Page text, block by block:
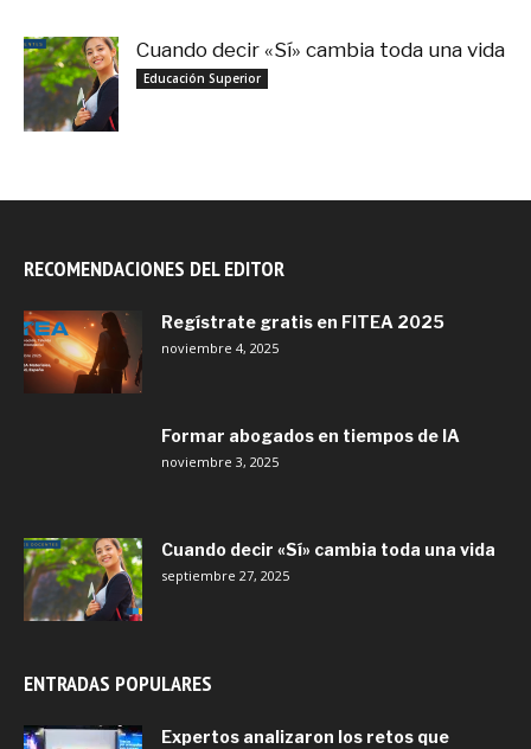
Cuando decir «Sí» cambia toda una vida
Educación Superior
RECOMENDACIONES DEL EDITOR
Regístrate gratis en FITEA 2025
noviembre 4, 2025
Formar abogados en tiempos de IA
noviembre 3, 2025
Cuando decir «Sí» cambia toda una vida
septiembre 27, 2025
ENTRADAS POPULARES
Expertos analizaron los retos que